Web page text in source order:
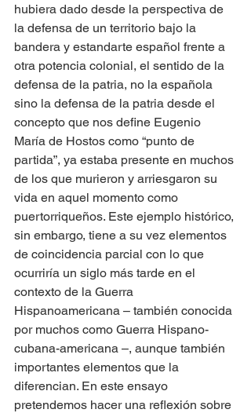
hubiera dado desde la perspectiva de
la defensa de un territorio bajo la
bandera y estandarte español frente a
otra potencia colonial, el sentido de la
defensa de la patria, no la española
sino la defensa de la patria desde el
concepto que nos define Eugenio
María de Hostos como “punto de
partida”, ya estaba presente en muchos
de los que murieron y arriesgaron su
vida en aquel momento como
puertorriqueños. Este ejemplo histórico,
sin embargo, tiene a su vez elementos
de coincidencia parcial con lo que
ocurriría un siglo más tarde en el
contexto de la Guerra
Hispanoamericana – también conocida
por muchos como Guerra Hispano-
cubana-americana –, aunque también
importantes elementos que la
diferencian. En este ensayo
pretendemos hacer una reflexión sobre